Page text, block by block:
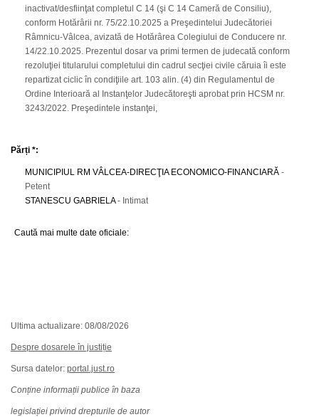
inactivat/desfiinţat completul C 14 (şi C 14 Cameră de Consiliu),
conform Hotărârii nr. 75/22.10.2025 a Preşedintelui Judecătoriei
Râmnicu-Vâlcea, avizată de Hotărârea Colegiului de Conducere nr.
14/22.10.2025. Prezentul dosar va primi termen de judecată conform
rezoluţiei titularului completului din cadrul secţiei civile căruia îi este
repartizat ciclic în condiţiile art. 103 alin. (4) din Regulamentul de
Ordine Interioară al Instanţelor Judecătoreşti aprobat prin HCSM nr.
3243/2022. Preşedintele instanţei,
Părți *:
MUNICIPIUL RM VÂLCEA-DIRECŢIA ECONOMICO-FINANCIARĂ -
Petent
STANESCU GABRIELA- Intimat
Caută mai multe date oficiale:
Ultima actualizare: 08/08/2026
Despre dosarele în justiție
Sursa datelor: portal.just.ro
Conține informații publice în baza
legislației privind drepturile de autor